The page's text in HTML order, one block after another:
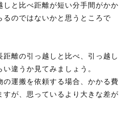
ら簡単お見積り！
わせは「お問い合わせフォー
します。
しと比べ距離が短い分手間がかか
るのではないかと思うところで
距離の引っ越しと比べ、引っ越し
違うか見てみましょう。
の運搬を依頼する場合、かかる費
すが、思っているより大きな差が